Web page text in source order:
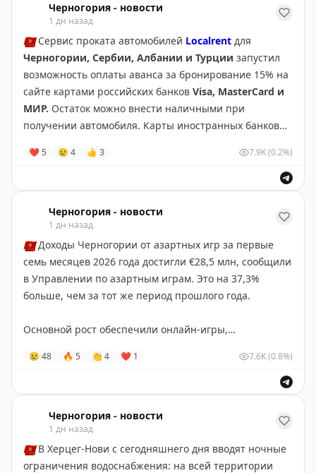
Черногория - новости
1 дн назад
🇲🇪Сервис проката автомобилей Localrent для
Черногории, Сербии, Албании и Турции запустил
возможность оплаты аванса за бронирование 15% на
сайте картами российских банков Visa, MasterCard и
МИР. Остаток можно внести наличными при
получении автомобиля. Карты иностранных банков
Только для подписчиков нашего канала действует
промо-кодMonteVIP3326при введении которого в
поле "комментарий" клиент получает приоритетное
обслуживание в течении всего заказа.
Заказать автомобиль можнопо этой ссылке
localrent.com
❤ 5 😢 4 👍 3 7.9K(0.2%)
Черногория - новости
1 дн назад
🇲🇪Доходы Черногории от азартных игр за первые
семь месяцев 2026 года достигли €28,5 млн, сообщили
в Управлении по азартным играм. Это на 37,3%
больше, чем за тот же период прошлого года.
Основной рост обеспечили онлайн-игры,
😢 48 🔥 5 👏 4 ❤ 1 7.6K(0.8%)
Черногория - новости
1 дн назад
🇲🇪В Херцег-Нови с сегодняшнего дня вводят ночные
ограничения водоснабжения: на всей территории